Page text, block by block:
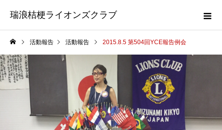
瑞浪桔梗ライオンズクラブ
活動報告 活動報告 2015.8.5 第504回YCE報告例会